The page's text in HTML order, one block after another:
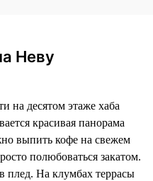
Неву
на десятом этаже хаба
красивая панорама
выпить кофе на свежем
полюбоваться закатом.
плед. На клумбах террасы